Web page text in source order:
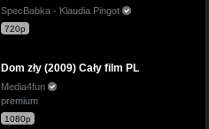
SpecBabka - Klaudia Pingot
720p
Dom zły (2009) Cały film PL
Media4fun
premium
1080p